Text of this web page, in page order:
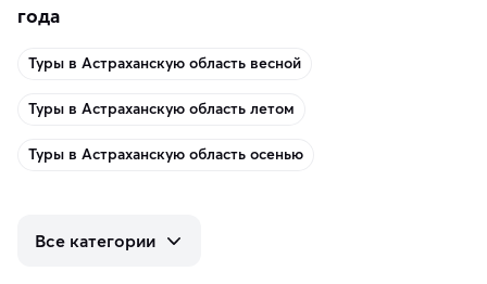
года
Туры в Астраханскую область весной
Туры в Астраханскую область летом
Туры в Астраханскую область осенью
Все категории